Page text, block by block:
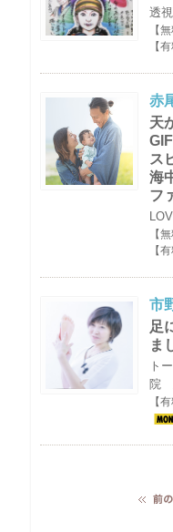
透
【
【
赤
天
ス
海
フ
【
【
市
足
ま
ト
院
【